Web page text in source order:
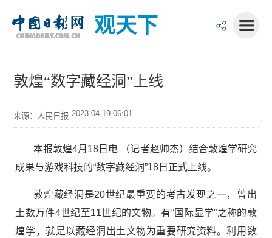
观天下
敦煌“数字藏经洞”上线
来源：人民日报 2023-04-19 06:01
本报敦煌4月18日电 （记者赵帅杰）结合敦煌学研究
成果与游戏科技的“数字藏经洞”18日正式上线。
敦煌藏经洞是20世纪最重要的考古发现之一，曾出
土数万件4世纪至11世纪的文物。有“国际显学”之称的敦
煌学，就是以藏经洞出土文物为重要研究资料。利用数